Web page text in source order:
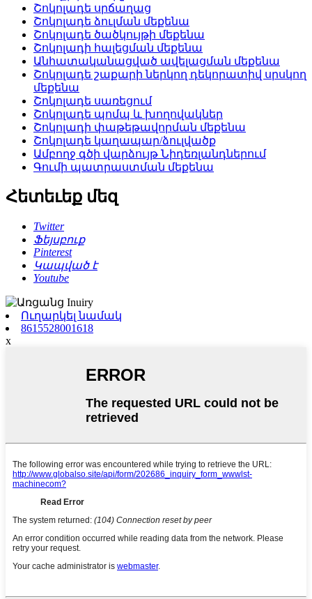
Շոկոլադե սրճաղաց
Շոկոլադե ձուլման մեքենա
Շոկոլադե ծածկույթի մեքենա
Շոկոլադի հալեցման մեքենա
Անհատականացված ավելացման մեքենա
Շոկոլադե շաքարի ներկող դեկորատիվ սրսկող
մեքենա
Շոկոլադե սառեցում
Շոկոլադե պոմպ և խողովակներ
Շոկոլադի փաթեթավորման մեքենա
Շոկոլադե կաղապար/ձուլվածք
Ամբողջ գծի վարձույթ Նիդեռլանդներում
Գումի պատրաստման մեքենա
Հետեւեք մեզ
Twitter
Ֆեյսբուք
Pinterest
Կապված է
Youtube
Ուղարկել նամակ
8615528001618
x